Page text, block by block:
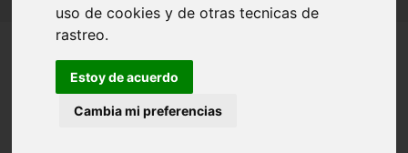
uso de cookies y de otras tecnicas de
rastreo.
Estoy de acuerdo
Cambia mi preferencias